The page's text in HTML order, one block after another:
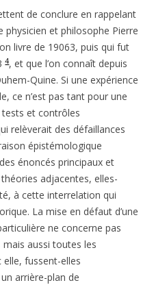
de conclure en rappelant
et philosophe Pierre
livre de 19063, puis qui fut
4, et que l’on connaît depuis
Quine. Si une expérience
ce n’est pas tant pour une
et contrôles
relèverait des défaillances
épistémologique
énoncés principaux et
adjacentes, elles-
à cette interrelation qui
La mise en défaut d’une
ne concerne pas
aussi toutes les
fussent-elles
arrière-plan de